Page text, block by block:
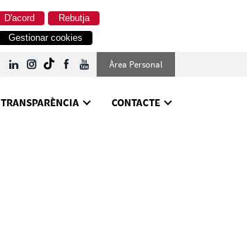
Rebutja
D'acord
Gestionar cookies
Àrea Personal
TRANSPARÈNCIA CONTACTE